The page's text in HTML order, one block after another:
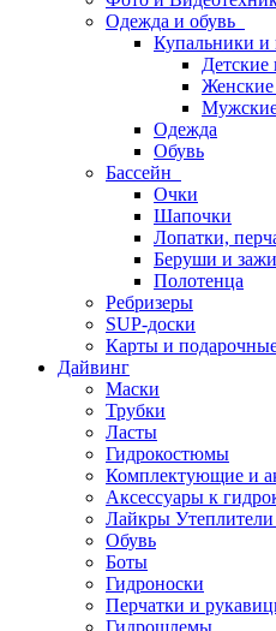
Одежда и обувь
Купальники и
Детские
Женские
Одежда
Обувь
Бассейн
Очки
Шапочки
Лопатки,
Беруши и
Полотенца
Ребризеры
SUP-доски
Карты и
Дайвинг
Маски
Трубки
Ласты
Гидрокостюмы
Комплектующие и
Аксессуары к
Лайкры
Обувь
Боты
Гидроноски
Перчатки и
Гидрошлемы